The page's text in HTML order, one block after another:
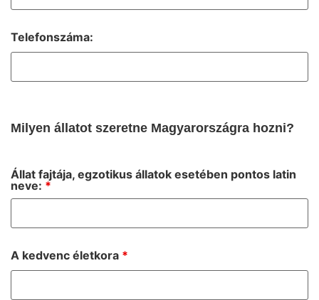
Telefonszáma:
Milyen állatot szeretne Magyarországra hozni?
Állat fajtája, egzotikus állatok esetében pontos latin
neve: *
A kedvenc életkora *